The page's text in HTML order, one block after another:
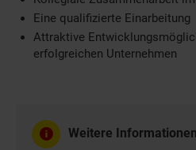
Eine qualifizierte Einarbeitung
Attraktive
erfolgreichen Unternehmen
Weitere Informationen